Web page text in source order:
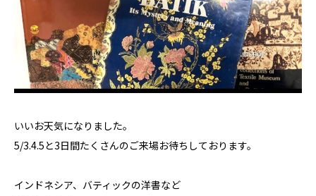
いいお天気になりました。
5/3.4.5と3日間たくさんのご来場お待ちしております。
インドネシア、バティックの洋書など